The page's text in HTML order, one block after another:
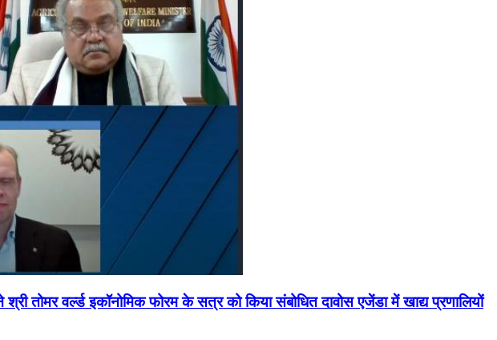
तोमर वर्ल्ड इकॉनोमिक फोरम के सत्र को किया संबोधित दावोस एजेंडा में खाद्य प्रणालियों